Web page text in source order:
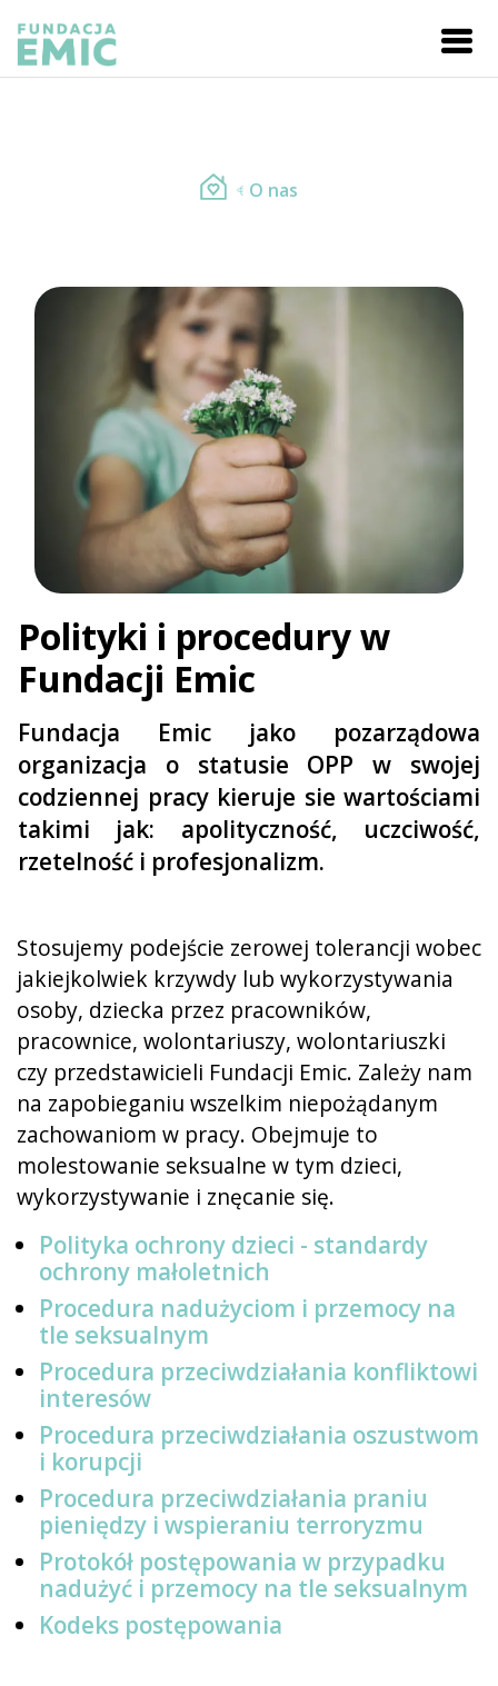
O nas
Polityki i procedury w
Fundacji Emic
Fundacja Emic jako pozarządowa
organizacja o statusie OPP w swojej
codziennej pracy kieruje sie wartościami
takimi jak: apolityczność, uczciwość,
rzetelność i profesjonalizm.
Stosujemy podejście zerowej tolerancji wobec
jakiejkolwiek krzywdy lub wykorzystywania
osoby, dziecka przez pracowników,
pracownice, wolontariuszy, wolontariuszki
czy przedstawicieli Fundacji Emic. Zależy nam
na zapobieganiu wszelkim niepożądanym
zachowaniom w pracy. Obejmuje to
molestowanie seksualne w tym dzieci,
wykorzystywanie i znęcanie się.
Polityka ochrony dzieci - standardy
ochrony małoletnich
Procedura nadużyciom i przemocy na
tle seksualnym
Procedura przeciwdziałania konfliktowi
interesów
Procedura przeciwdziałania oszustwom
i korupcji
Procedura przeciwdziałania praniu
pieniędzy i wspieraniu terroryzmu
Protokół postępowania w przypadku
nadużyć i przemocy na tle seksualnym
Kodeks postępowania